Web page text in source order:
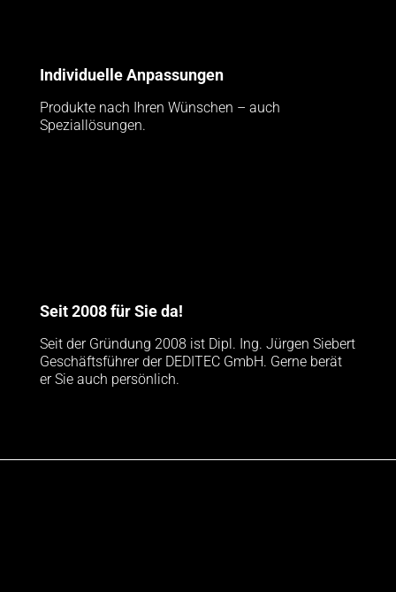
Individuelle Anpassungen
Produkte nach Ihren Wünschen – auch
Speziallösungen.
Seit 2008 für Sie da!
Seit der Gründung 2008 ist Dipl. Ing. Jürgen Siebert
Geschäftsführer der DEDITEC GmbH. Gerne berät
er Sie auch persönlich.